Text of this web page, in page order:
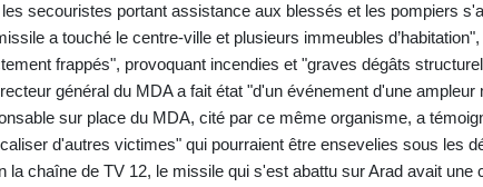
secouristes portant assistance aux blessés et les pompiers
a touché le centre-ville et plusieurs immeubles
frappés", provoquant incendies et "graves dégâts
général du MDA a fait état "d'un événement d'une
sur place du MDA, cité par ce même organisme, a
d'autres victimes" qui pourraient être ensevelies sous les
la chaîne de TV 12, le missile qui s'est abattu sur Arad avait